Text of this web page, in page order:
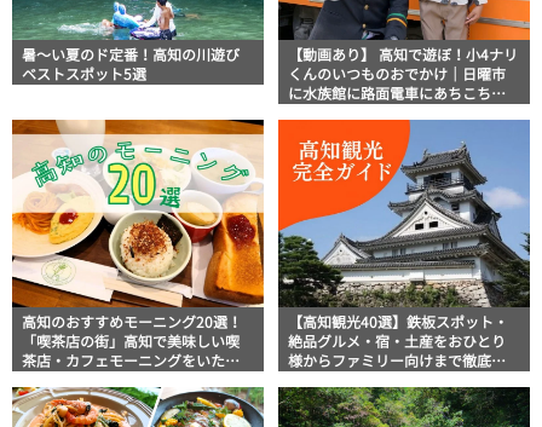
暑～い夏のド定番！高知の川遊び
ベストスポット5選
【動画あり】 高知で遊ぼ！小4ナリ
くんのいつものおでかけ｜日曜市
に水族館に路面電車にあちこち巡
高知のおすすめモーニング20選！
「喫茶店の街」高知で美味しい喫
茶店・カフェモーニングをいただ
【高知観光40選】鉄板スポット・
絶品グルメ・宿・土産をおひとり
様からファミリー向けまで徹底解